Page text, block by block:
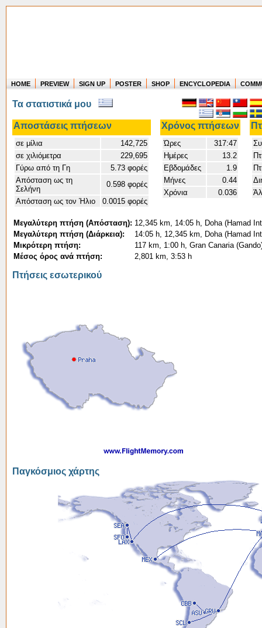
Where in the world have you flown?
How long have you been in the air?
Create your own FlightMemory and see!
HOME PREVIEW SIGN UP POSTER SHOP ENCYCLOPEDIA
Τα στατιστικά μου
Αποστάσεις πτήσεων Χρόνος πτήσεων
σε μίλια
142,725
σε χιλιόμετρα
229,695
Γύρω από τη Γη
5.73 φορές
Απόσταση ως τη
Σελήνη
0.598 φορές
Απόσταση ως τον Ήλιο
0.0015 φορές
Ώρες
317:47
Ημέρες
13.2
Εβδομάδες
1.9
Μήνες
0.44
Χρόνια
0.036
Μεγαλύτερη πτήση (Απόσταση): 12,345 km, 14:05 h, Doha (Hamad
Μεγαλύτερη πτήση (Διάρκεια):
14:05 h, 12,345 km, Doha (Hamad
Μικρότερη πτήση:
117 km, 1:00 h, Gran Canaria
Μέσος όρος ανά πτήση:
2,801 km, 3:53 h
Πτήσεις εσωτερικού
Παγκόσμιος χάρτης